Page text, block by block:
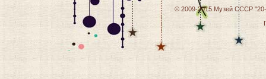
© 2009-2015 Музей СССР